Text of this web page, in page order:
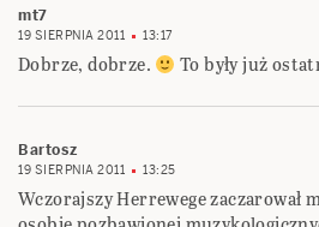
mt7
19 SIERPNIA 2011 13:17
Dobrze, dobrze. To były już
Bartosz
19 SIERPNIA 2011 13:25
Wczorajszy Herrewege zaczarował